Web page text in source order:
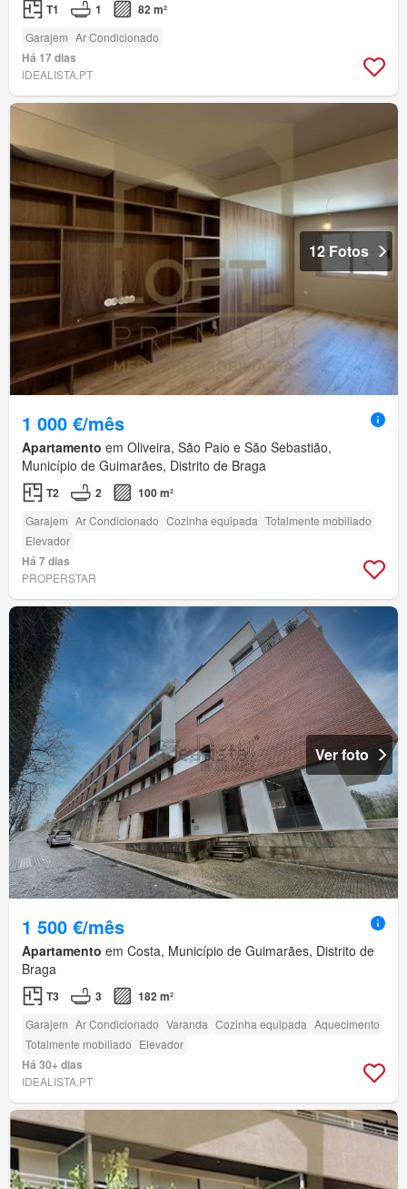
T1 1 82 m²
Garajem Ar Condicionado
Há 17 dias
IDEALISTA.PT
12 Fotos
1 000 €/mês
Apartamento em Oliveira, São Paio e São Sebastião,
Município de Guimarães, Distrito de Braga
T2 2 100 m²
Garajem Ar Condicionado Cozinha equipada Totalmente mobiliado
Elevador
Há 7 dias
PROPERSTAR
Ver foto
1 500 €/mês
Apartamento em Costa, Município de Guimarães, Distrito de
Braga
T3 3 182 m²
Garajem Ar Condicionado Varanda Cozinha equipada Aquecimento
Totalmente mobiliado Elevador
Há 30+ dias
IDEALISTA.PT